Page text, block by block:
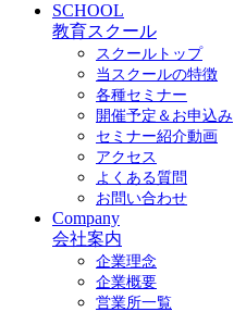
SCHOOL
教育スクール
スクールトップ
当スクールの特徴
各種セミナー
開催予定＆お申込み
セミナー紹介動画
アクセス
よくある質問
お問い合わせ
Company
会社案内
企業理念
企業概要
営業所一覧